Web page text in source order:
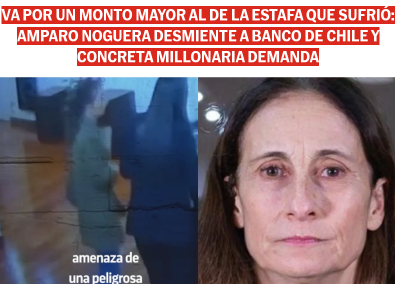
VA POR UN MONTO MAYOR AL DE LA ESTAFA QUE SUFRIÓ:
AMPARO NOGUERA DESMIENTE A BANCO DE CHILE Y
CONCRETA MILLONARIA DEMANDA